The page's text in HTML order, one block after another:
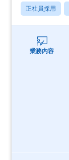
正社員採用
業務内容